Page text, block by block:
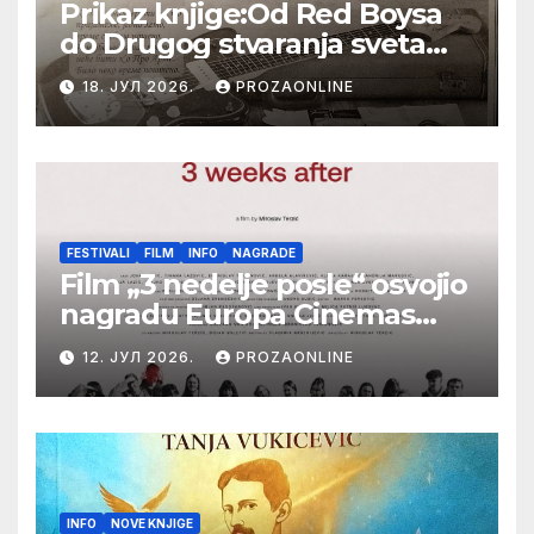
Prikaz knjige:Od Red Boysa
do Drugog stvaranja sveta
(bilo neko vreme pošteno)
(autor- Zlatomira Sremca,
Botoš 2022. godine,
samizdat)
18. ЈУЛ 2026. PROZAONLINE
FESTIVALI FILM INFO NAGRADE
Film „3 nedelje posle“ osvojio
nagradu Europa Cinemas
Label na Filmskom festivalu
u Karlovim Varima
12. ЈУЛ 2026. PROZAONLINE
INFO NOVE KNJIGE